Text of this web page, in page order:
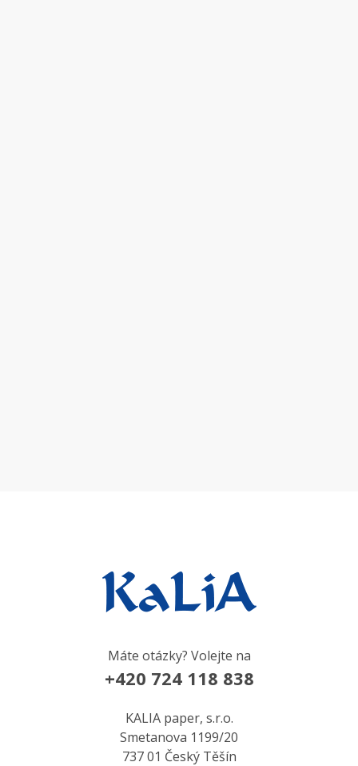
Máte otázky? Volejte na
+420 724 118 838
KALIA paper, s.r.o.
Smetanova 1199/20
737 01 Český Těšín